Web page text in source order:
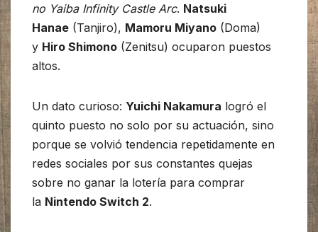
no Yaiba Infinity Castle Arc. Natsuki
Hanae (Tanjiro), Mamoru Miyano (Doma)
y Hiro Shimono (Zenitsu) ocuparon puestos
altos.
Un dato curioso: Yuichi Nakamura logró el
quinto puesto no solo por su actuación, sino
porque se volvió tendencia repetidamente en
redes sociales por sus constantes quejas
sobre no ganar la lotería para comprar
la Nintendo Switch 2.